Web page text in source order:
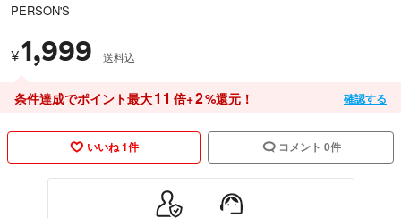
PERSON'S
¥1,999 送料込
条件達成でポイント最大11 倍+2%還元！ 確認する
いいね 1件 コメント 0件